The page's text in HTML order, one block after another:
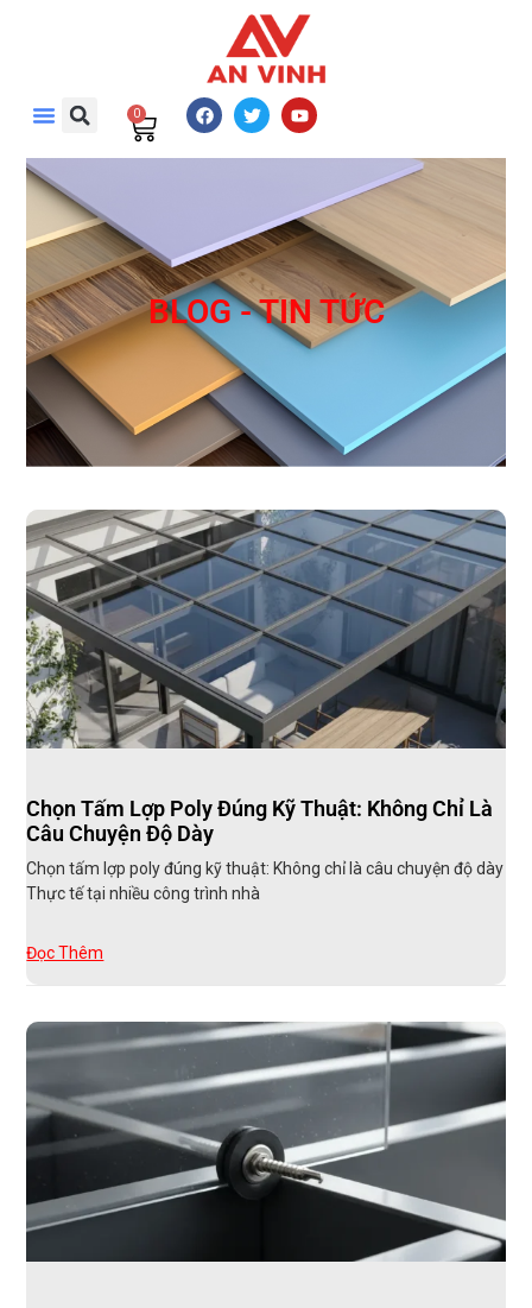
0
BLOG - TIN TỨC
Chọn Tấm Lợp Poly Đúng Kỹ Thuật: Không Chỉ Là
Câu Chuyện Độ Dày
Chọn tấm lợp poly đúng kỹ thuật: Không chỉ là câu chuyện độ dày
Thực tế tại nhiều công trình nhà
Đọc Thêm